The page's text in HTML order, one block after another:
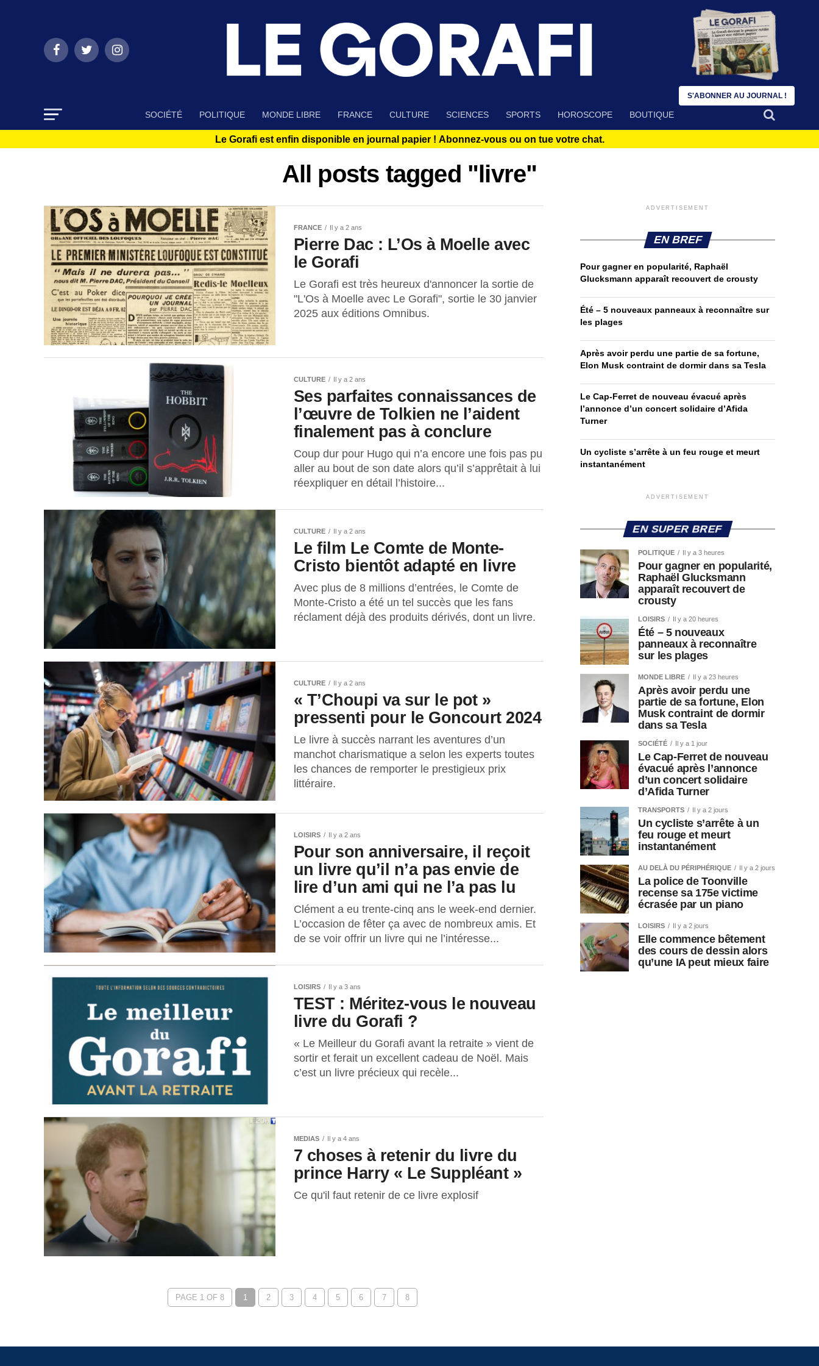
SOCIÉTÉ POLITIQUE MONDE LIBRE FRANCE CULTURE SCIENCES SPORTS HOROSCOPE BOUTIQUE
Le Gorafi est enfin disponible en journal papier ! Abonnez-vous ou on tue votre chat.
All posts tagged "livre"
FRANCE Il y a 2 ans
Pierre Dac : L’Os à Moelle avec
le Gorafi
Le Gorafi est très heureux d'annoncer la sortie de
"L'Os à Moelle avec Le Gorafi", sortie le 30 janvier
2025 aux éditions Omnibus.
CULTURE Il y a 2 ans
Ses parfaites connaissances de
l’œuvre de Tolkien ne l’aident
finalement pas à conclure
Coup dur pour Hugo qui n’a encore une fois pas pu
aller au bout de son date alors qu’il s’apprêtait à lui
réexpliquer en détail l’histoire...
CULTURE Il y a 2 ans
Le film Le Comte de Monte-
Cristo bientôt adapté en livre
Avec plus de 8 millions d’entrées, le Comte de
Monte-Cristo a été un tel succès que les fans
réclament déjà des produits dérivés, dont un livre.
CULTURE Il y a 2 ans
« T’Choupi va sur le pot »
pressenti pour le Goncourt 2024
Le livre à succès narrant les aventures d’un
manchot charismatique a selon les experts toutes
les chances de remporter le prestigieux prix
littéraire.
LOISIRS Il y a 2 ans
Pour son anniversaire, il reçoit
un livre qu’il n’a pas envie de
lire d’un ami qui ne l’a pas lu
Clément a eu trente-cinq ans le week-end dernier.
L’occasion de fêter ça avec de nombreux amis. Et
de se voir offrir un livre qui ne l’intéresse...
LOISIRS Il y a 3 ans
TEST : Méritez-vous le nouveau
livre du Gorafi ?
« Le Meilleur du Gorafi avant la retraite » vient de
sortir et ferait un excellent cadeau de Noël. Mais
c’est un livre précieux qui recèle...
MEDIAS Il y a 4 ans
7 choses à retenir du livre du
prince Harry « Le Suppléant »
Ce qu'il faut retenir de ce livre explosif
PAGE 1 OF 8 1 2 3 4 5 6 7 8
ADVERTISEMENT
EN BREF
Pour gagner en popularité, Raphaël
Glucksmann apparaît recouvert de crousty
Été – 5 nouveaux panneaux à reconnaître sur
les plages
Après avoir perdu une partie de sa fortune,
Elon Musk contraint de dormir dans sa Tesla
Le Cap-Ferret de nouveau évacué après
l’annonce d’un concert solidaire d’Afida
Turner
Un cycliste s’arrête à un feu rouge et meurt
instantanément
ADVERTISEMENT
EN SUPER BREF
POLITIQUE Il y a 3 heures
Pour gagner en popularité,
Raphaël Glucksmann
apparaît recouvert de
crousty
LOISIRS Il y a 20 heures
Été – 5 nouveaux
panneaux à reconnaître
sur les plages
MONDE LIBRE Il y a 23 heures
Après avoir perdu une
partie de sa fortune, Elon
Musk contraint de dormir
dans sa Tesla
SOCIÉTÉ Il y a 1 jour
Le Cap-Ferret de nouveau
évacué après l’annonce
d’un concert solidaire
d’Afida Turner
TRANSPORTS Il y a 2 jours
Un cycliste s’arrête à un
feu rouge et meurt
instantanément
AU DELÀ DU PÉRIPHÉRIQUE Il y a 2 jours
La police de Toonville
recense sa 175e victime
écrasée par un piano
LOISIRS Il y a 2 jours
Elle commence bêtement
des cours de dessin alors
qu’une IA peut mieux faire
S'ABONNER AU JOURNAL !